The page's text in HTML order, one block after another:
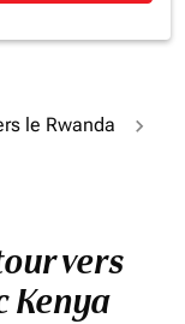
le Rwanda
vers
Kenya